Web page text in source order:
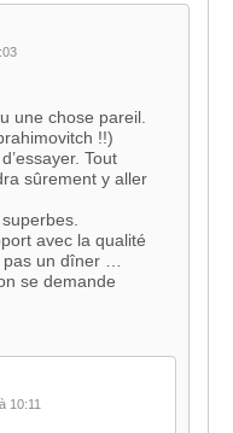
une chose pareil.
!!)
Tout
sûrement y aller
avec la qualité
un dîner …
se demande
10:11